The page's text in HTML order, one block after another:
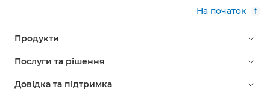
На початок
Продукти
Послуги та рішення
Довідка та підтримка